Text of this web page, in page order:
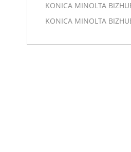
KONICA MINOLTA
KONICA MINOLTA